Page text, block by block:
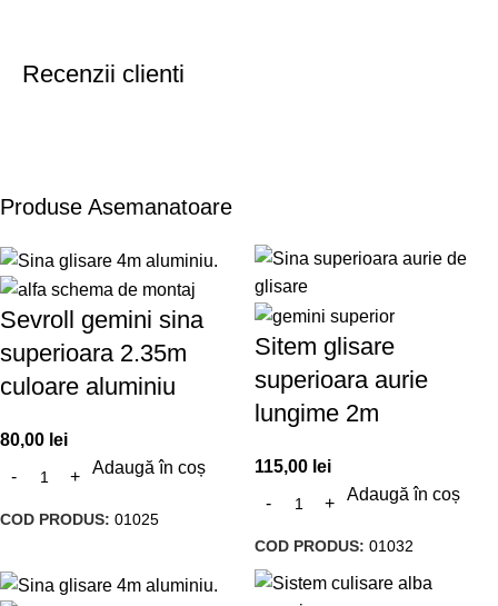
Recenzii clienti
Produse Asemanatoare
Sevroll gemini sina
superioara 2.35m
culoare aluminiu
80,00 lei
Adaugă în coș
COD PRODUS: 01025
Sitem glisare
superioara aurie
lungime 2m
115,00 lei
Adaugă în coș
COD PRODUS: 01032